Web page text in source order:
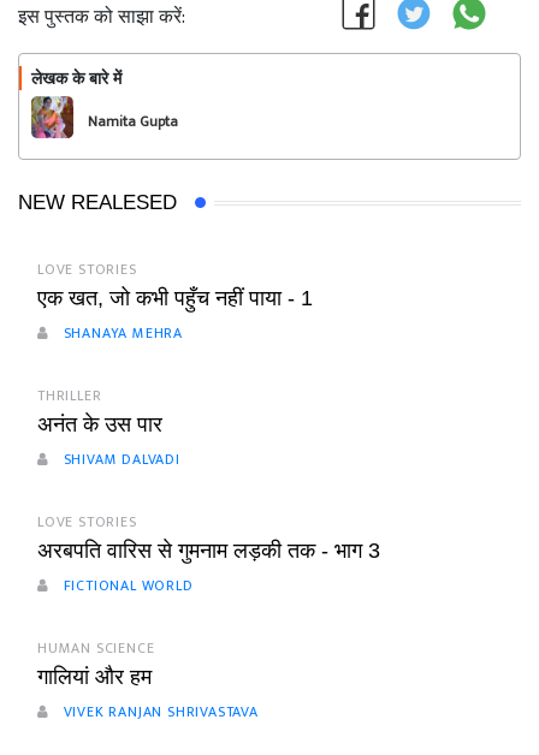
इस पुस्तक को साझा करें:
लेखक के बारे में
Namita Gupta
NEW REALESED
LOVE STORIES
एक खत, जो कभी पहुँच नहीं पाया - 1
SHANAYA MEHRA
THRILLER
अनंत के उस पार
SHIVAM DALVADI
LOVE STORIES
अरबपति वारिस से गुमनाम लड़की तक - भाग 3
FICTIONAL WORLD
HUMAN SCIENCE
गालियां और हम
VIVEK RANJAN SHRIVASTAVA